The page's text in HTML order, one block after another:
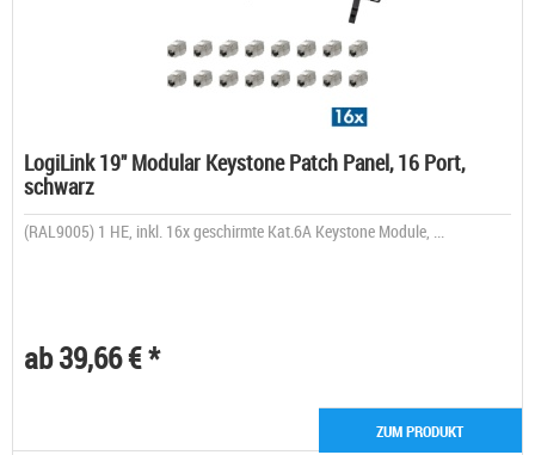
LogiLink 19" Modular Keystone Patch Panel, 16 Port,
schwarz
(RAL9005) 1 HE, inkl. 16x geschirmte Kat.6A Keystone Module, ...
ab 39,66 € *
ZUM PRODUKT